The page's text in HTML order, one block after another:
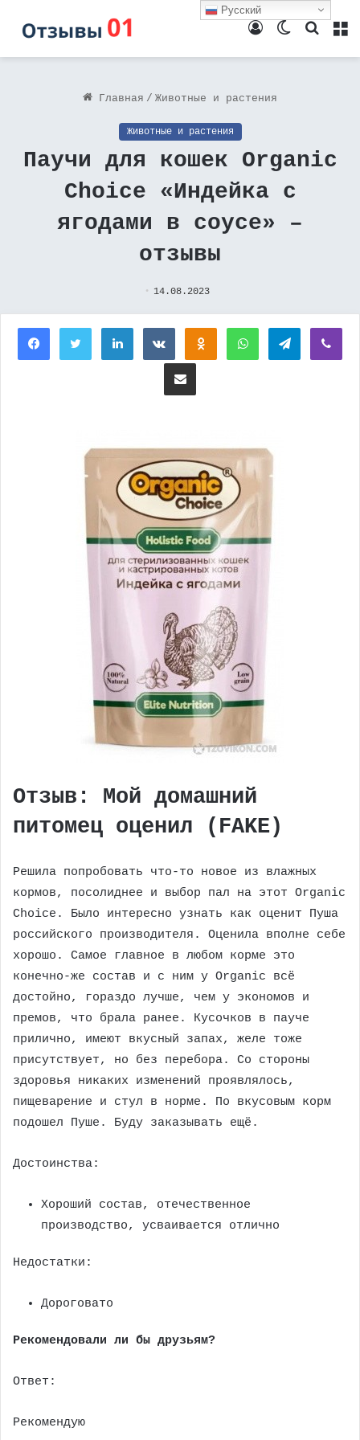
Поиск
Switch
Войти
Главная / Животные и растения
Животные и растения
Паучи для кошек Organic
Сhoice «Индейка с
ягодами в соусе» –
отзывы
14.08.2023
FacebookTwitterLinkedInВконтактеОдноклассники
WhatsAppTelegram
Поделиться через электронную почту
Отзыв: Мой домашний
питомец оценил (FAKE)
Решила попробовать что-то новое из влажных
кормов, посолиднее и выбор пал на этот Organic
Сhoice. Было интересно узнать как оценит Пуша
российского производителя. Оценила вполне себе
хорошо. Самое главное в любом корме это
конечно-же состав и с ним у Organic всё
достойно, гораздо лучше, чем у экономов и
премов, что брала ранее. Кусочков в пауче
прилично, имеют вкусный запах, желе тоже
присутствует, но без перебора. Со стороны
здоровья никаких изменений проявлялось,
пищеварение и стул в норме. По вкусовым корм
подошел Пуше. Буду заказывать ещё.
Достоинства:
Хороший состав, отечественное
производство, усваивается отлично
Недостатки:
Дороговато
Рекомендовали ли бы друзьям?
Ответ:
Рекомендую
Русский